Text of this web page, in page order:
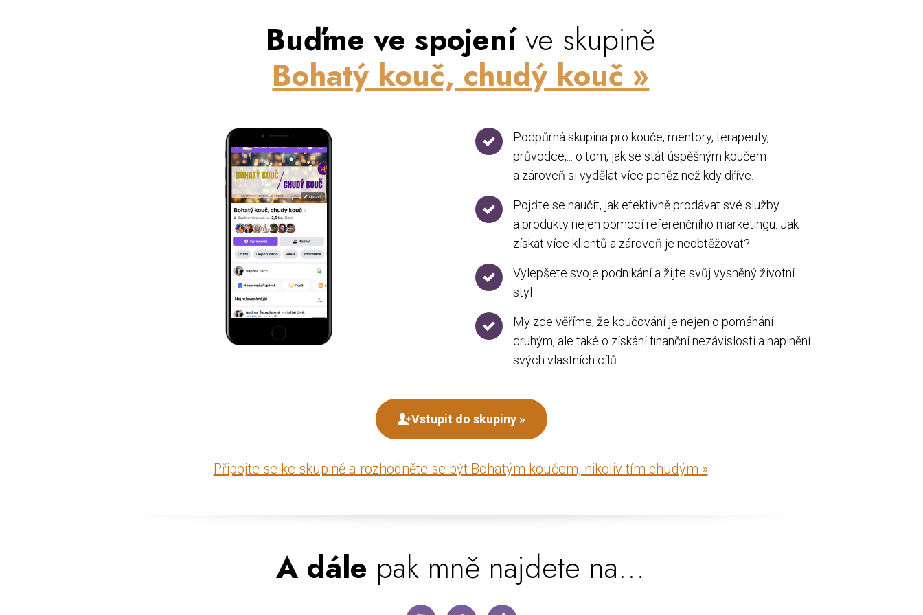
Buďme ve spojeníve skupině
Bohatý kouč, chudý kouč »
Podpůrná skupina pro kouče, mentory, terapeuty,
průvodce,... o tom, jak se stát úspěšným koučem
a zároveň si vydělat více peněz než kdy dříve.
Pojďte se naučit, jak efektivně prodávat své služby
a produkty nejen pomocí referenčního marketingu. Jak
získat více klientů a zároveň je neobtěžovat?
Vylepšete svoje podnikání a žijte svůj vysněný životní
styl
My zde věříme, že koučování je nejen o pomáhání
druhým, ale také o získání finanční nezávislosti a naplnění
svých vlastních cílů.
Vstupit do skupiny »
Připojte se ke skupině a rozhodněte se být Bohatým koučem, nikoliv tím chudým »
A dále pak mně najdete na...